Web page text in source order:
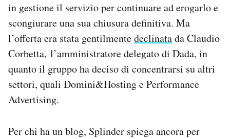
in gestione il servizio per continuare ad erogarlo e
scongiurare una sua chiusura definitiva. Ma
l’offerta era stata gentilmentedeclinatada Claudio
Corbetta, l’amministratore delegato di Dada, in
quanto il gruppo ha deciso di concentrarsi su altri
settori, quali Domini&Hosting e Performance
Advertising.
Per chi ha un blog, Splinder spiega ancora per